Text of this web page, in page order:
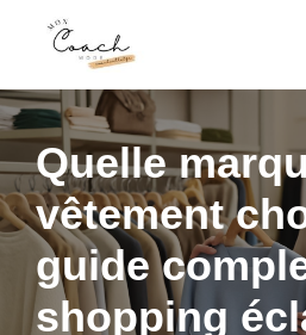
au
contenu
Quelle
vêtement
guide
shopping